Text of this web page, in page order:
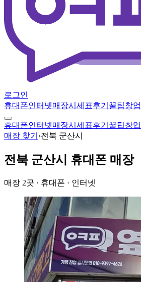
로그인
휴대폰인터넷매장시세표후기 꿀팁창업
휴대폰인터넷매장시세표후기 꿀팁창업
매장 찾기 ›전북 군산시
전북 군산시 휴대폰 매장
매장 2곳 · 휴대폰 · 인터넷